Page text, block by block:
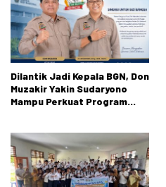
Dilantik Jadi Kepala BGN, Don
Muzakir Yakin Sudaryono
Mampu Perkuat Program